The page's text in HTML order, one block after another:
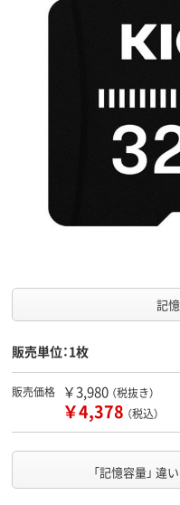
記
販売単位：1枚
販売価格 ￥3,980 （税抜き）
￥4,378 （税込）
「記憶容量」 違